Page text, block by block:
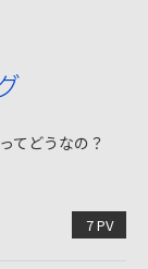
てどうなの？
7 PV